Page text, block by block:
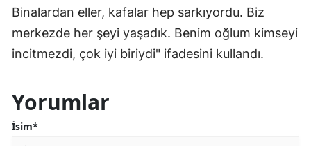
Binalardan eller, kafalar hep sarkıyordu. Biz
merkezde her şeyi yaşadık. Benim oğlum kimseyi
incitmezdi, çok iyi biriydi" ifadesini kullandı.
Yorumlar
İsim*